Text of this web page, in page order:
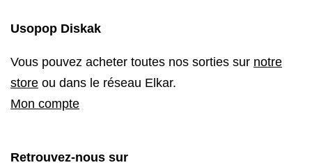
Usopop Diskak
Vous pouvez acheter toutes nos sorties sur notre
store ou dans le réseau Elkar.
Mon compte
Retrouvez-nous sur